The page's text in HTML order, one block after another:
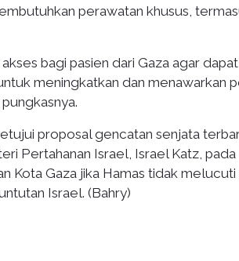
perawatan khusus,
bagi pasien dari Gaza agar
meningkatkan dan menawarkan
proposal gencatan senjata
Pertahanan Israel, Israel Katz,
Kota Gaza jika Hamas tidak melucuti
Israel. (Bahry)